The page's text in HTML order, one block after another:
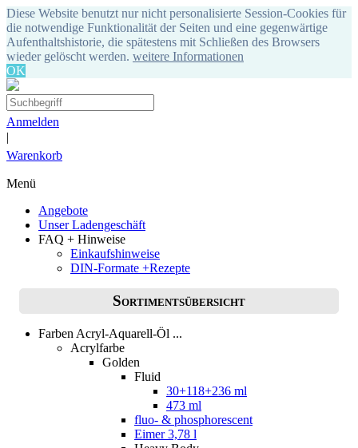
Diese Website benutzt nur nicht personalisierte Session-Cookies für
die notwendige Funktionalität der Seiten und eine gegenwärtige
Aufenthaltshistorie, die spätestens mit Schließen des Browsers
wieder gelöscht werden. weitere Informationen
OK
Anmelden
|
Warenkorb
Menü
Angebote
Unser Ladengeschäft
FAQ + Hinweise
Einkaufshinweise
DIN-Formate +Rezepte
Sortimentsübersicht
Farben Acryl-Aquarell-Öl ...
Acrylfarbe
Golden
Fluid
30+118+236 ml
473 ml
fluo- & phosphorescent
Eimer 3,78 l